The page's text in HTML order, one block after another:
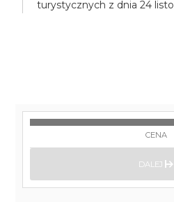
turystycznych z dnia 24
CENA
DALEJ